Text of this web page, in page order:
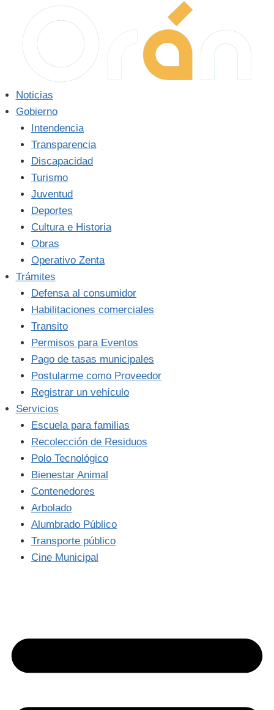
contenido
Noticias
Gobierno
Intendencia
Transparencia
Discapacidad
Turismo
Juventud
Deportes
Cultura e Historia
Obras
Operativo Zenta
Trámites
Defensa al consumidor
Habilitaciones comerciales
Transito
Permisos para Eventos
Pago de tasas municipales
Postularme como Proveedor
Registrar un vehículo
Servicios
Escuela para familias
Recolección de Residuos
Polo Tecnológico
Bienestar Animal
Contenedores
Arbolado
Alumbrado Público
Transporte público
Cine Municipal